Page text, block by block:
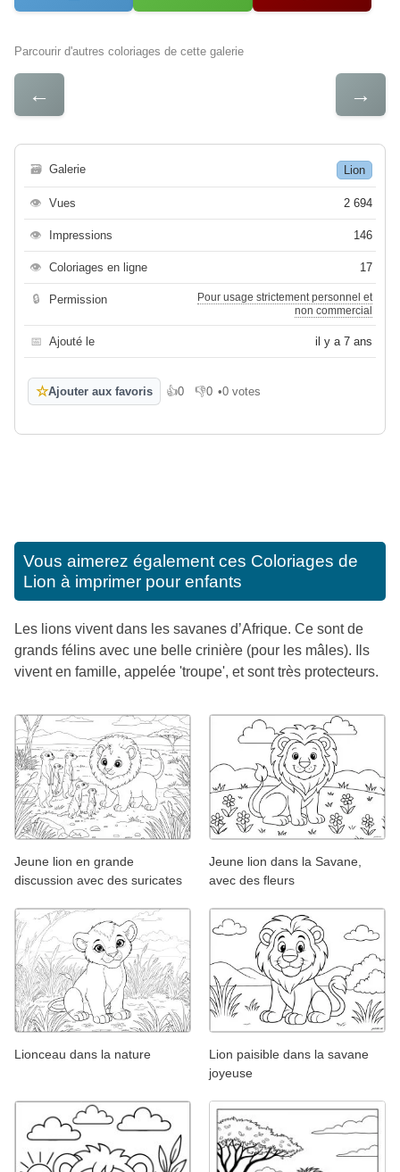
Parcourir d'autres coloriages de cette galerie
← →
🗃 Galerie Lion
👁 Vues 2 694
👁 Impressions 146
👁 Coloriages en ligne 17
🔒 Permission
Pour usage strictement personnel et
non commercial
📅 Ajouté le il y a 7 ans
☆Ajouter aux favoris 👍0
J'aime 👎0
Je n'aime pas
•0 votes
Vous aimerez également ces Coloriages de
Lion à imprimer pour enfants
Les lions vivent dans les savanes d’Afrique. Ce sont de
grands félins avec une belle crinière (pour les mâles). Ils
vivent en famille, appelée 'troupe', et sont très protecteurs.
Jeune lion en grande
discussion avec des suricates
Jeune lion dans la Savane,
avec des fleurs
Lionceau dans la nature
Lion paisible dans la savane
joyeuse